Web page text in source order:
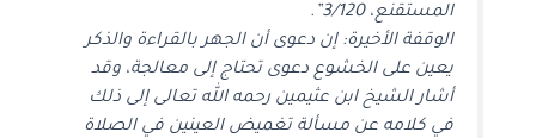
المستقنع، 3/120”.
الوقفة الأخيرة: إن دعوى أن الجهر بالقراءة والذكر
يعين على الخشوع دعوى تحتاج إلى معالجة، وقد
أشار الشيخ ابن عثيمين رحمه الله تعالى إلى ذلك
في كلامه عن مسألة تغميض العينين في الصلاة